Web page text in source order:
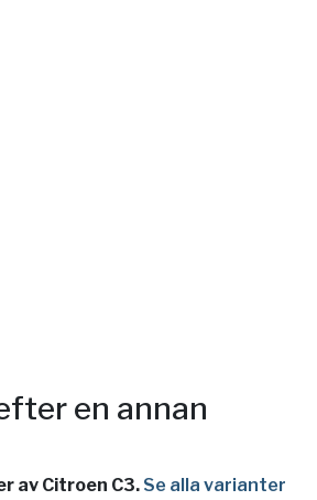
en annan
av Citroen C3. Se alla varianter